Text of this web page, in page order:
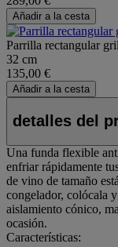
Añadir a la cesta
Parrilla rectangular
32 cm
135,00 €
Añadir a la cesta
detalles del
Una funda flexible
enfriar rápidamente
de vino de tamaño
congelador, colócala
aislamiento cónico,
ocasión.
Características: